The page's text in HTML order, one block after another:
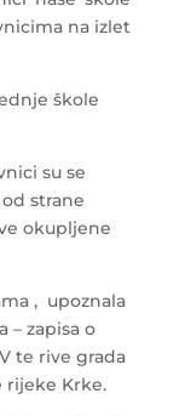
na izlet
škole
su se
strane
okupljene
, upoznala
– zapisa o
te rive grada
rijeke Krke.